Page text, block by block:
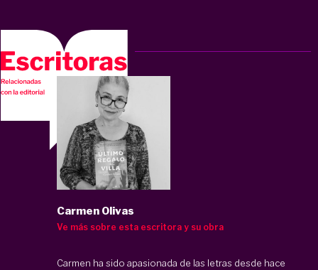
Carmen Olivas
Ve más sobre esta escritora y su obra
Carmen ha sido apasionada de las letras desde hace